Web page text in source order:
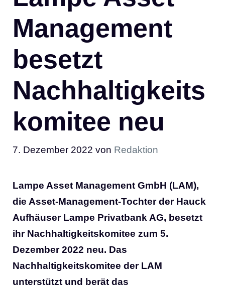
Management
besetzt
Nachhaltigkeits
komitee neu
7. Dezember 2022 von Redaktion
Lampe Asset Management GmbH (LAM),
die Asset-Management-Tochter der Hauck
Aufhäuser Lampe Privatbank AG, besetzt
ihr Nachhaltigkeitskomitee zum 5.
Dezember 2022 neu. Das
Nachhaltigkeitskomitee der LAM
unterstützt und berät das